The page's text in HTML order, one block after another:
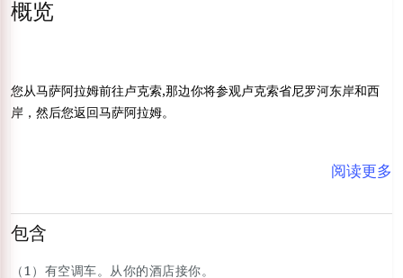
概览
您从马萨阿拉姆前往卢克索,那边你将参观卢克索省尼罗河东岸和西
岸，然后您返回马萨阿拉姆。
阅读更多
包含
（1）有空调车。从你的酒店接你。